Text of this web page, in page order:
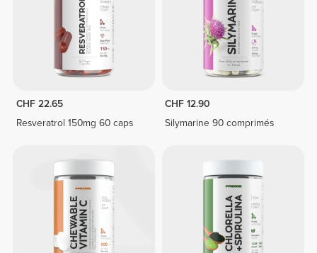
CHF 22.65
Resveratrol 150mg 60 caps
CHF 12.90
Silymarine 90 comprimés